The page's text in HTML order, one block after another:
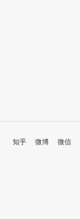
知乎 微博 微信